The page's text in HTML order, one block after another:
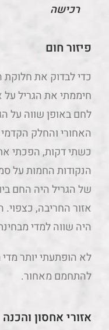
רכישה
פיזור חום
כדי לבדוק את
חיממתי את הגריל על
לחם באופן שווה על
האחורי והחלק
כשתי דקות, הפכתי
הנקודות החמות על
של הגריל היה החם
אזור החריבה,
היה שווה למדי
לא הופתעתי יותר מדי
להתחמם מאחור.
אזורי אחסון והכנה